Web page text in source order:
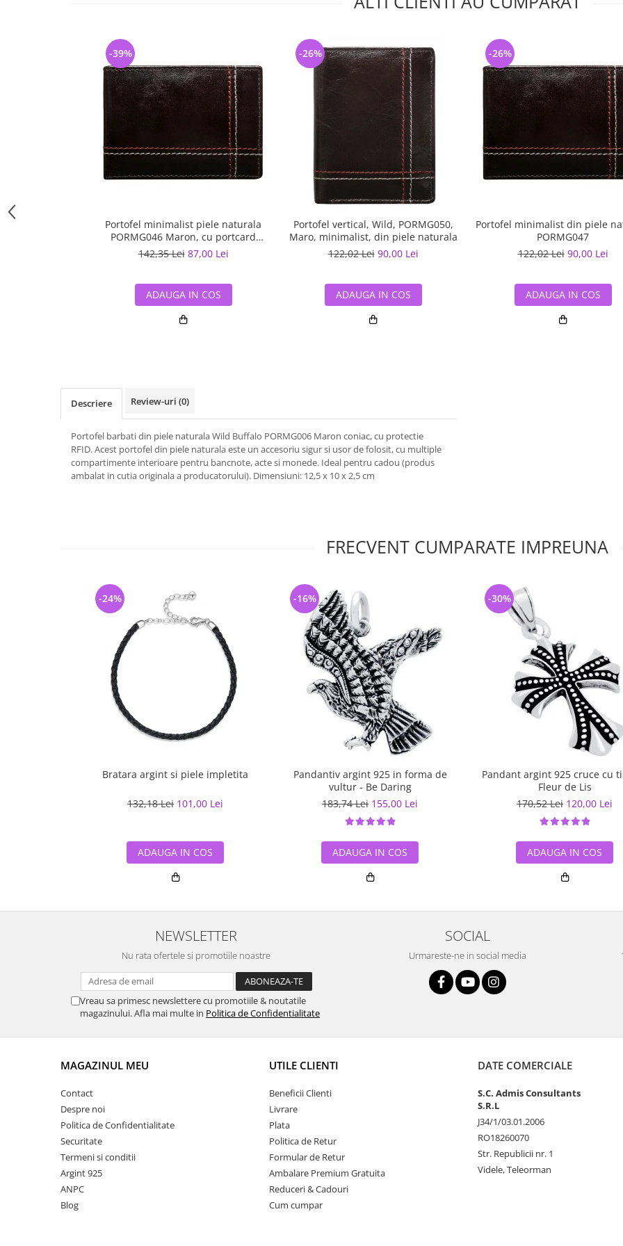
Portofel minimalist piele naturala
PORMG046 Maron, cu portcard
detasabil
142,35 Lei 87,00 Lei
-39%
ADAUGA IN COS
Portofel vertical, Wild, PORMG050,
Maro, minimalist, din piele naturala
122,02 Lei 90,00 Lei
-26%
ADAUGA IN COS
Portofel minimalist din piele
PORMG047
122,02 Lei 90,00 Lei
-26%
ADAUGA IN COS
Descriere Review-uri (0)
Portofel barbati din piele naturala Wild Buffalo PORMG006 Maron coniac, cu protectie
RFID. Acest portofel din piele naturala este un accesoriu sigur si usor de folosit, cu multiple
compartimente interioare pentru bancnote, acte si monede. Ideal pentru cadou (produs
ambalat in cutia originala a producatorului). Dimensiuni: 12,5 x 10 x 2,5 cm
FRECVENT CUMPARATE IMPREUNA
Bratara argint si piele impletita
132,18 Lei 101,00 Lei
-24%
ADAUGA IN COS
Pandantiv argint 925 in forma de
vultur - Be Daring
183,74 Lei 155,00 Lei
-16%
ADAUGA IN COS
Pandant argint 925 cruce cu
Fleur de Lis
170,52 Lei 120,00 Lei
-30%
ADAUGA IN COS
NEWSLETTER
Nu rata ofertele si promotiile noastre
Vreau sa primesc newslettere cu promotiile & noutatile
magazinului. Afla mai multe in Politica de Confidentialitate
SOCIAL
Urmareste-ne in social media
MAGAZINUL MEU
Contact
Despre noi
Politica de Confidentialitate
Securitate
Termeni si conditii
Argint 925
ANPC
Blog
UTILE CLIENTI
Beneficii Clienti
Livrare
Plata
Politica de Retur
Formular de Retur
Ambalare Premium Gratuita
Reduceri & Cadouri
Cum cumpar
DATE COMERCIALE
S.C. Admis Consultants
S.R.L
J34/1/03.01.2006
RO18260070
Str. Republicii nr. 1
Videle, Teleorman